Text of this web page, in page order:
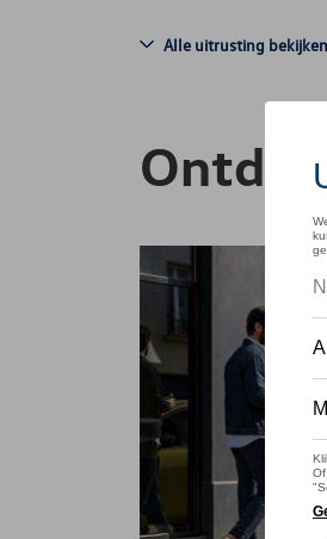
Alle uitrusting bekijken
Ontdek